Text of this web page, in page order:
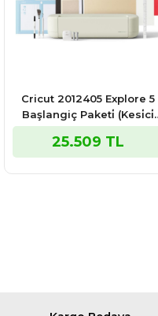
Cricut 2012405 Explore 5
Başlangiç Paketi̇ (Kesi̇ci̇
Maki̇ne + Sarf
Paketi̇)
25.509 TL